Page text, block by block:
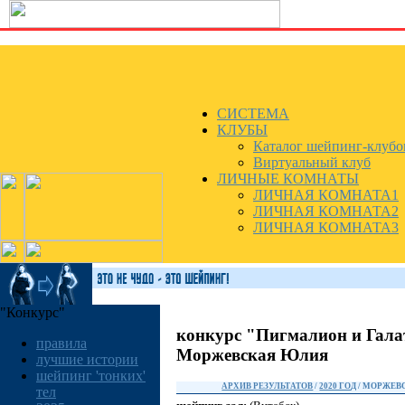
СИСТЕМА
КЛУБЫ
Каталог шейпинг-
Виртуальный клуб
ЛИЧНЫЕ КОМНАТЫ
ЛИЧНАЯ КОМНАТА1
ЛИЧНАЯ КОМНАТА2
ЛИЧНАЯ КОМНАТА3
"Конкурс"
правила
лучшие истории
шейпинг 'тонких'
тел
конкурс "Пигмалион и
Моржевская Юлия
АРХИВ РЕЗУЛЬТАТОВ /2020 ГОД /